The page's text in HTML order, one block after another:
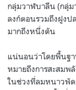
กลุ่มวาฬบาลีน (กลุ่
ลงก์ตอนรวมถึงฝูงป
มากถึงหนึ่งตัน
แน่นอนว่าโดยพื้นฐ
หมายถึงการสะสมพ
ในช่วงที่ลมหนาวพัด